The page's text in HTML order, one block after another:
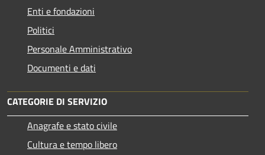
Enti e fondazioni
Politici
Personale Amministrativo
Documenti e dati
CATEGORIE DI SERVIZIO
Anagrafe e stato civile
Cultura e tempo libero